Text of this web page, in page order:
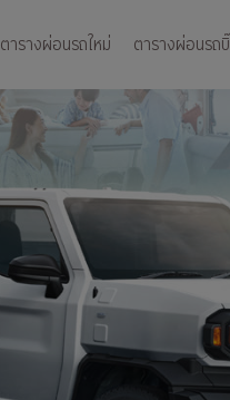
ตารางผ่อนรถใหม่ ตารางผ่อนรถ